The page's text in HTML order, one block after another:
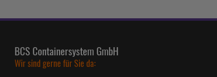
BCS Containersystem GmbH
Wir sind gerne für Sie da: